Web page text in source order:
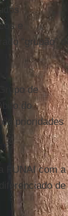
e
“grupão” do
de
do
prioridades
FUNAI com a
de